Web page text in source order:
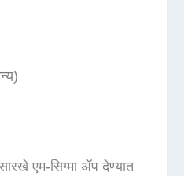
एम-सिग्मा ॲप देण्यात